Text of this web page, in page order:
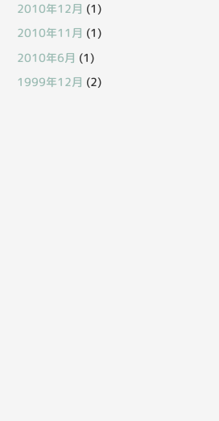
2010年12月 (1)
2010年11月 (1)
2010年6月 (1)
1999年12月 (2)